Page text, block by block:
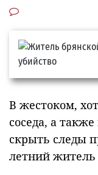
В жестоком,
соседа, а
скрыть следы
летний житель